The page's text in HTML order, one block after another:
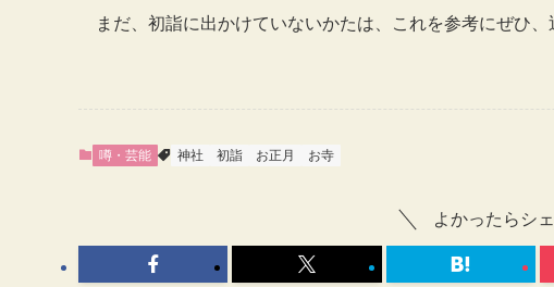
まだ、初詣に出かけていないかたは、これを参考にぜひ
噂・芸能 神社 初詣 お正月 お寺
よかったらシ